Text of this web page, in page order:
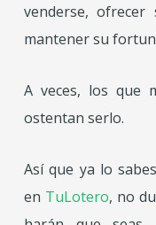
venderse,
mantener su
A veces, los que
ostentan serlo.
Así que ya lo
en TuLotero, no